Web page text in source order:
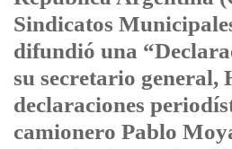
Sindicatos
difundió una
su secretario general,
declaraciones
camionero Pablo